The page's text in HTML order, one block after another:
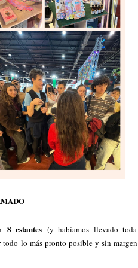
8 estantes (y habíamos llevado
todo lo más pronto posible y sin